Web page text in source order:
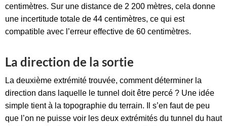
centimètres. Sur une distance de 2 200 mètres, cela donne
une incertitude totale de 44 centimètres, ce qui est
compatible avec l’erreur effective de 60 centimètres.
La direction de la sortie
La deuxième extrémité trouvée, comment déterminer la
direction dans laquelle le tunnel doit être percé ? Une idée
simple tient à la topographie du terrain. Il s’en faut de peu
que l’on ne puisse voir les deux extrémités du tunnel du haut